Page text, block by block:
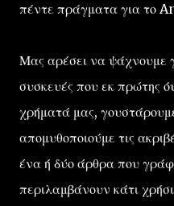
πέντε πράγματα για το
Μας αρέσει να ψάχνουμε
συσκευές που εκ πρώτης
χρήματά μας,
απομυθοποιούμε τις
ένα ή δύο άρθρα που
περιλαμβάνουν κάτι